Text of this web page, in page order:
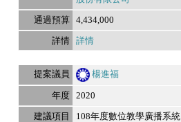
4,434,000
詳情
楊進福
2020
108年度數位教學廣播系統